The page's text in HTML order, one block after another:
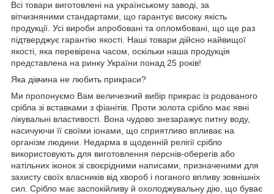
Всі товари виготовлені на українському заводі, за
вітчизняними стандартами, що гарантує високу якість
продукції. Усі вироби апробовані та опломбовані, що ще раз
підтверджує гарантію якості. Наші товари дійсно найвищої
якості, яка перевірена часом, оскільки наша продукція
представлена на ринку України понад 25 років!
Яка дівчина не любить прикраси?
Ми пропонуємо Вам величезний вибір прикрас із родованого
срібла зі вставками з фіанітів. Проти золота срібло має явні
лікувальні властивості. Вона чудово знезаражує питну воду,
насичуючи її своїми іонами, що сприятливо впливає на
організм людини. Недарма в щоденній релігії срібло
використовують для виготовлення перснів-оберегів або
натільних іконок зі своєрідними написами, призначеними для
захисту своїх власників від хвороб і поганого впливу зовнішніх
сил. Срібло має заспокійливу й охолоджувальну дію, що буває